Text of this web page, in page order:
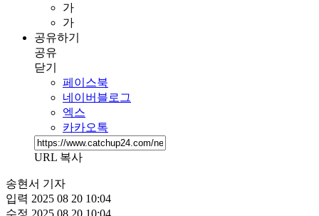
가
가
공유하기
공유
닫기
페이스북
네이버블로그
엑스
카카오톡
URL 복사
송현서 기자
입력 2025 08 20 10:04
수정 2025 08 20 10:04